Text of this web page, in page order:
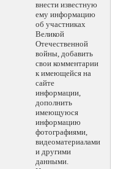
внести известную
ему информацию
об участниках
Великой
Отечественной
войны, добавить
свои комментарии
к имеющейся на
сайте
информации,
дополнить
имеющуюся
информацию
фотографиями,
видеоматериалами
и другими
данными.